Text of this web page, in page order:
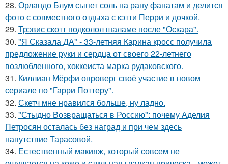
28. Орландо Блум сыпет соль на рану фанатам и делится
фото с совместного отдыха с кэтти Перри и дочкой.
29. Трэвис скотт подколол шаламе после "Оскара".
30. "Я Сказала ДА" - 33-летняя Карина кросс получила
предложение руки и сердца от своего 22-летнего
возлюбленного, хоккеиста марка рудаковского.
31. Киллиан Мёрфи опроверг своё участие в новом
сериале по "Гарри Поттеру".
32. Скетч мне нравился больше, ну ладно.
33. "Стыдно Возвращаться в Россию": почему Аделия
Петросян осталась без наград и при чем здесь
напутствие Тарасовой.
34. Естественный макияж, который совсем не